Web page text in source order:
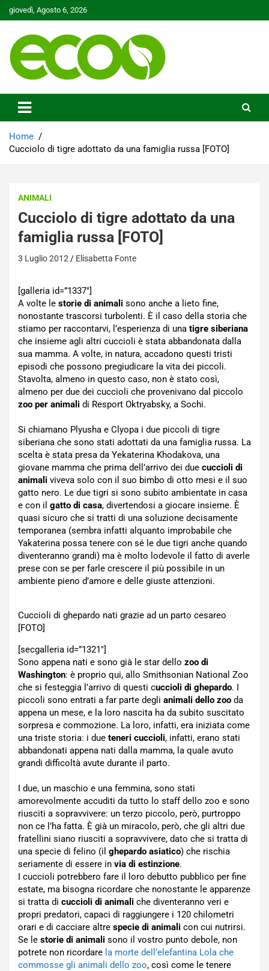
Skip
to
giovedì, Agosto 6, 2026
Ecoo.it
Home
Cucciolo di tigre adottato da una famiglia russa [FOTO]
ANIMALI
Cucciolo di tigre adottato da una
famiglia russa [FOTO]
3 Luglio 2012 Elisabetta Fonte
[galleria id=”1337″]
A volte le storie di animali sono anche a lieto fine,
nonostante trascorsi turbolenti. È il caso della storia che
stiamo per raccontarvi, l’esperienza di una tigre siberiana
che insieme agli altri cuccioli è stata abbandonata dalla
sua mamma. A volte, in natura, accadono questi tristi
episodi che possono pregiudicare la vita dei piccoli.
Stavolta, almeno in questo caso, non è stato così,
almeno per due dei cuccioli che provenivano dal piccolo
zoo per animali di Resport Oktryabsky, a Sochi.
Si chiamano Plyusha e Clyopa i due piccoli di tigre
siberiana che sono stati adottati da una famiglia russa. La
scelta è stata presa da Yekaterina Khodakova, una
giovane mamma che prima dell’arrivo dei due cuccioli di
animali viveva solo con il suo bimbo di otto mesi e il suo
gatto nero. Le due tigri si sono subito ambientate in casa
e con il gatto di casa, divertendosi a giocare insieme. È
quasi sicuro che si tratti di una soluzione decisamente
temporanea (sembra infatti alquanto improbabile che
Yakaterina possa tenere con sé le due tigri anche quando
diventeranno grandi) ma è molto lodevole il fatto di averle
prese con se per farle crescere il più possibile in un
ambiente pieno d’amore e delle giuste attenzioni.
Cuccioli di ghepardo nati grazie ad un parto cesareo
[FOTO]
[secgalleria id=”1321″]
Sono appena nati e sono già le star dello zoo di
Washington: è proprio qui, allo Smithsonian National Zoo
che si festeggia l’arrivo di questi cuccioli di ghepardo. I
piccoli sono entrati a far parte degli animali dello zoo da
appena un mese, e la loro nascita ha da subito suscitato
sorpresa e commozione. La loro, infatti, era iniziata come
una triste storia: i due teneri cuccioli, infatti, erano stati
abbandonati appena nati dalla mamma, la quale avuto
grandi difficoltà avute durante il parto.
I due, un maschio e una femmina, sono stati
amorevolmente accuditi da tutto lo staff dello zoo e sono
riusciti a sopravvivere: un terzo piccolo, però, purtroppo
non ce l’ha fatta. È già un miracolo, però, che gli altri due
fratellini siano riusciti a sopravvivere, dato che si tratta di
una specie di felino (il ghepardo asiatico) che rischia
seriamente di essere in via di estinzione.
I cuccioli potrebbero fare il loro debutto pubblico per fine
estate, ma bisogna ricordare che nonostante le apparenze
si tratta di cuccioli di animali che diventeranno veri e
propri predatori, capaci di raggiungere i 120 chilometri
orari e di cacciare altre specie di animali con cui nutrirsi.
Se le storie di animali sono il vostro punto debole, non
potrete non ricordare la morte dell’elefantina Lola che
commosse gli animali dello zoo, così come le tenere